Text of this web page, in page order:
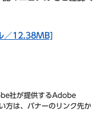
／12.38MB]
社が提供するAdobe
方は、バナーのリンク先か